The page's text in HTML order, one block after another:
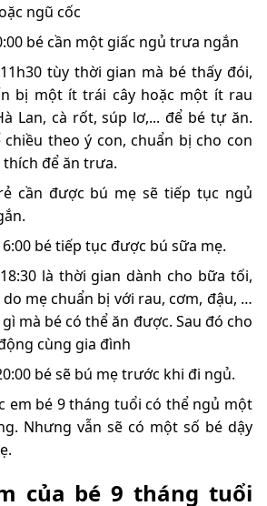
ngũ cốc
bé cần một giấc ngủ trưa ngắn
tùy thời gian mà bé thấy đói,
bị một ít trái cây hoặc một ít rau
Lan, cà rốt, súp lơ,... để bé tự ăn.
chiều theo ý con, chuẩn bị cho con
để ăn trưa.
cần được bú mẹ sẽ tiếp tục ngủ
bé tiếp tục được bú sữa mẹ.
là thời gian dành cho bữa tối,
mẹ chuẩn bị với rau, cơm, đậu, …
mà bé có thể ăn được. Sau đó cho
cùng gia đình
bé sẽ bú mẹ trước khi đi ngủ.
em bé 9 tháng tuổi có thể ngủ một
Nhưng vẫn sẽ có một số bé dậy
của bé 9 tháng tuổi